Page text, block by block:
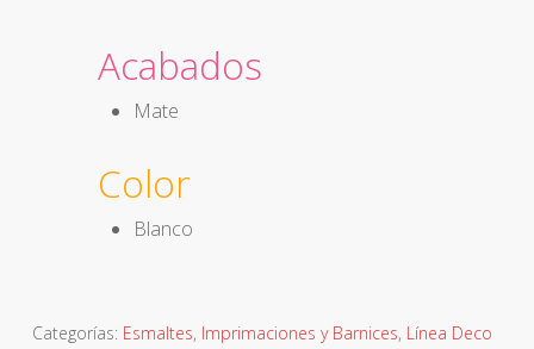
Acabados
Mate
Color
Blanco
Categorías: Esmaltes, Imprimaciones y Barnices, Línea Deco